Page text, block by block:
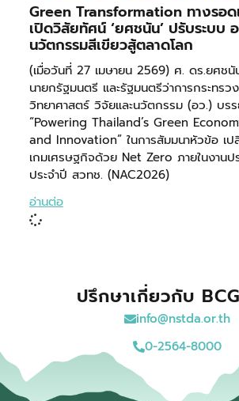
Green Transformation ทางรอด
เปิดวิสัยทัศน์ ‘ยศชนัน’ ปรับระบบ
นวัตกรรมสีเขียวสู้ตลาดโลก
(เมื่อวันที่ 27 เมษายน 2569) ศ. ดร.ยศช
นายกรัฐมนตรี และรัฐมนตรีว่าการกระทร
วิทยาศาสตร์ วิจัยและนวัตกรรม (อว.) บร
“Powering Thailand’s Green
and Innovation” ในการสัมมนาหัวข้อ เ
เกมเศรษฐกิจด้วย Net Zero ภายในงานป
ประจำปี สวทช. (NAC2026)
อ่านต่อ
ปรึกษาเกี่ยวกับ
info@nstda.or.th
0-2564-8000